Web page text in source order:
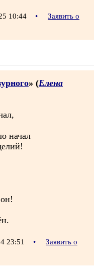
10:44 •
Заявить о
» (Елена
начал
23:51 •
Заявить о